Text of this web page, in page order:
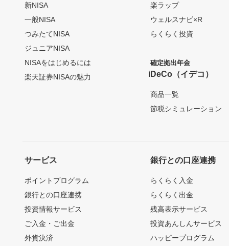
新NISA
一般NISA
つみたてNISA
ジュニアNISA
NISAをはじめるには
楽天証券NISAの魅力
楽ラップ
ウェルスナビ×R
らくらく投資
確定拠出年金
iDeCo（イデコ）
商品一覧
節税シミュレーション
サービス
ポイントプログラム
銀行との口座連携
投資情報サービス
ご入金・ご出金
外貨決済
銀行との口座連携
らくらく入金
らくらく出金
残高表示サービス
投資あんしんサービス
ハッピープログラム